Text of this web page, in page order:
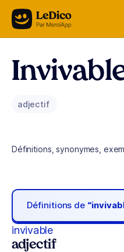
Aller au contenu
adjectif
Définitions, synonymes,
Définitions de
invivable
adjectif